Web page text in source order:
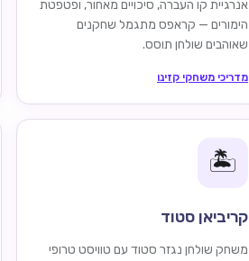
אנרגיית קו העברה, סיכויים מאחור, ופטפטת
הימורים — קראפס מתגמל שחקנים
שאוהבים שולחן תוסס.
מדריכי משחקי קזינו
🏝️
קריביאן סטוד
משחק שולחן נגזר סטוד עם טוויסט טרופי